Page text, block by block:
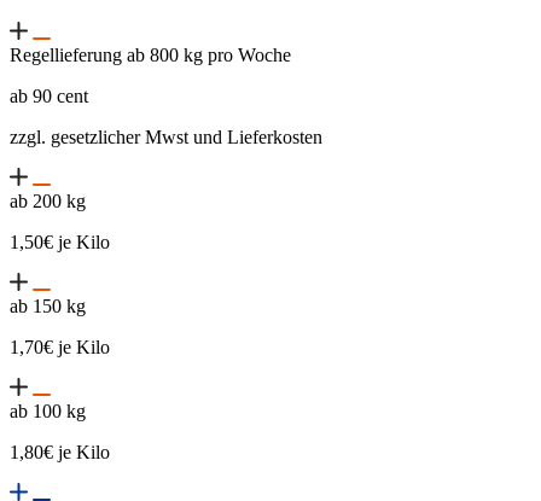
Regellieferung ab 800 kg pro Woche
ab 90 cent
zzgl. gesetzlicher Mwst und Lieferkosten
ab 200 kg
1,50€ je Kilo
ab 150 kg
1,70€ je Kilo
ab 100 kg
1,80€ je Kilo